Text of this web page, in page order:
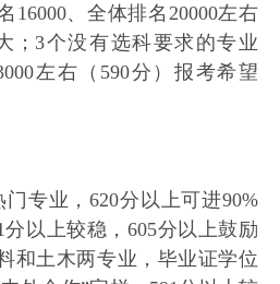
16000、全体排名20000左右
；3个没有选科要求的专业
左右（590分）报考希望
专业，620分以上可进90%
以上较稳，605分以上鼓励
和土木两专业，毕业证学位